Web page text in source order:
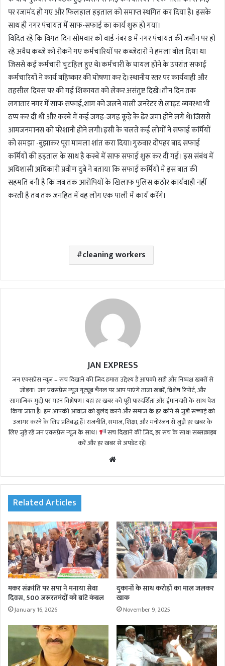
a
i
l
पर रजामंद हो गए और फिलहाल हड़ताल को समाप्त स्थगित कर दिया है। इसके
साथ ही नगर पंचायत में साफ-सफाई का कार्य शुरू हो गया।
विदित रहे कि विगत दिन सोमवार को वार्ड नंबर 8 में नगर पंचायत की जमीन पर हो
रहे अवैध कब्जे को रोकने गए कर्मचारियों पर कब्जेदारो ने हमला बोल दिया था
जिससे कई कर्मचारी चुटहिल हुए थे।कर्मचारी के घायल होने के उपरांत सफाई
कर्मचारियों ने कार्य बहिष्कार की घोषणा कर दे।स्थानीय स्तर पर कार्यवाही और
तहसील दिवस पर की गई शिकायत को लेकर असंतुष्ट दिखे।तीन दिन तक
लगातार नगर में साफ सफाई,शाम को जलने वाली जनरेटर से लाइट व्यवस्था भी
ठप्प कर दी थी और कस्बे में कई जगह-जगह कूड़े के ढेर जमा होने लगे थे।जिससे
आमजनमानस को परेशानी होने लगी।इसी के चलते कई लोगों ने सफाई कर्मियों
को समझा -बुझाकर पूरा मामला शांत करा दिया।गुरुवार दोपहर बाद सफाई
कर्मियों की हड़ताल के साथ है कस्बे में साफ सफाई शुरू कर दी गई। इस संबंध में
अधिशासी अधिकारी प्रवीण दुबे ने बताया कि सफाई कर्मियों में इस बात की
सहमति बनी है कि जब तक आरोपियों के खिलाफ पुलिस कठोर कार्यवाही नहीं
करती है तब तक जनहित में वह लोग एक पाली में कार्य करेंगे।
cleaning workers
JAN EXPRESS
जन एक्सप्रेस न्यूज़ – सच दिखाने की ज़िद हमारा उद्देश्य है आपको सही और निष्पक्ष खबरों से
जोड़ना। जन एक्सप्रेस न्यूज़ यूट्यूब चैनल पर आप पाएंगे ताजा खबरें, विशेष रिपोर्ट, और
सामाजिक मुद्दों पर गहन विश्लेषण। यहां हर खबर को पूरी पारदर्शिता और ईमानदारी के साथ पेश
किया जाता है। हम आपकी आवाज़ को बुलंद करने और समाज के हर कोने से जुड़ी सच्चाई को
उजागर करने के लिए प्रतिबद्ध हैं। राजनीति, समाज, शिक्षा, और मनोरंजन से जुड़ी हर खबर के
लिए जुड़े रहें जन एक्सप्रेस न्यूज़ के साथ।
सच दिखाने की ज़िद, हर सच के साथ! सब्सक्राइब
करें और हर खबर से अपडेट रहें।
te
Related Articles
मकर संक्रांति पर सपा ने मनाया सेवा
दिवस, 500 जरूरतमंदों को बांटे कंबल
January 16, 2026
दुकानों के साथ करोड़ों का माल जलकर
खाक
November 9, 2025